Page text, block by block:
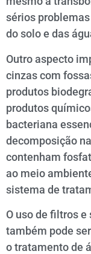
sérios
do solo e das
Outro aspecto
cinzas com
produtos
produtos
bacteriana
decomposição
contenham
ao meio
sistema de
O uso de filtros
também pode
o tratamento de